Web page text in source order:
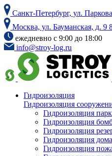
Skip
to
the
content
Санкт-Петербург, ул.
Москва, ул. Бауманская, д. 9
ежедневно с 9:00 до 18:00
info@stroy-log.ru
Гидроизоляция
Гидроизоляция
Гидроизоляция
Гидроизоляция
Гидроизоляция
Гидроизоляция дома
Гидроизоляция